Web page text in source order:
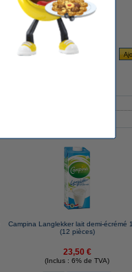
Campina Langlekker lait demi-écrémé
(12 pièces)
23,50 €
(Inclus : 6% de TVA)